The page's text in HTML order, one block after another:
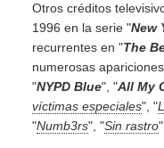
Otros créditos
1996 en la serie "New
recurrentes en "The
numerosas
"NYPD Blue", "All My
víctimas especiales", "
"Numb3rs", "Sin rastro